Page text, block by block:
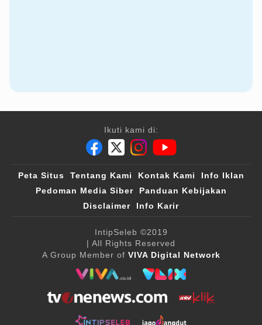
Ikuti kami di:
Peta Situs Tentang Kami Kontak Kami
Info Iklan
Pedoman Media Siber
Panduan Kebijakan
Disclaimer
Info Karir
IntipSeleb ©2019
| All Rights Reserved
A Group Member of VIVA Digital Network